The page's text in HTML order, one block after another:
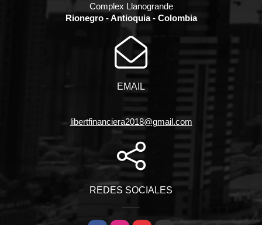
Complex Llanogrande
Rionegro - Antioquia - Colombia
EMAIL
libertfinanciera2018@gmail.com
REDES SOCIALES